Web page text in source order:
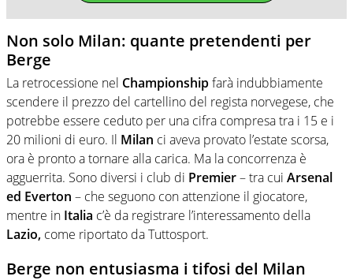
Non solo Milan: quante pretendenti per
Berge
La retrocessione nel Championshipfarà indubbiamente
scendere il prezzo del cartellino del regista norvegese, che
potrebbe essere ceduto per una cifra compresa tra i 15 e i
20 milioni di euro. Il Milan ci aveva provato l’estate scorsa,
ora è pronto a tornare alla carica. Ma la concorrenza è
agguerrita. Sono diversi i club di Premier– tra cui Arsenal
ed Everton – che seguono con attenzione il giocatore,
mentre in Italia c’è da registrare l’interessamento della
Lazio, come riportato da Tuttosport.
Berge non entusiasma i tifosi del Milan